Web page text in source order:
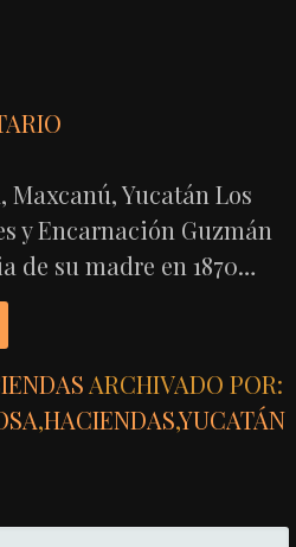
Maxcanú, Yucatán Los
y Encarnación Guzmán
de su madre en 1870…
ARCHIVADO POR:
,HACIENDAS,YUCATÁN